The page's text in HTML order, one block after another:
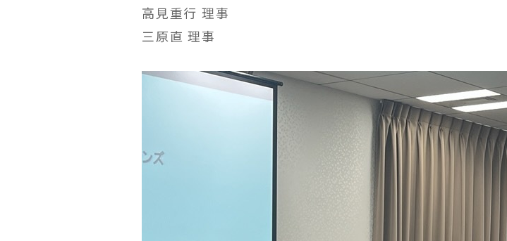
高見重行 理事
三原直 理事